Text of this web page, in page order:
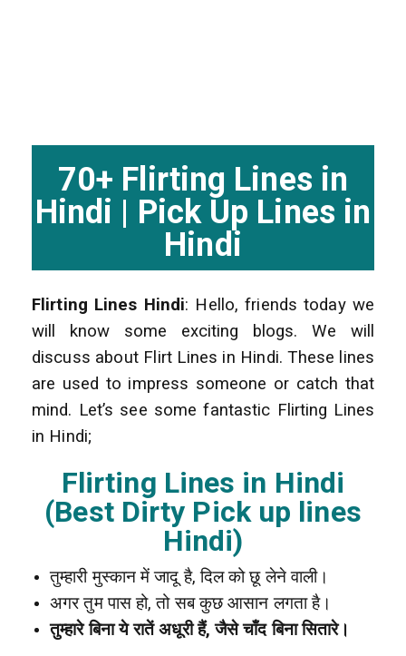
70+ Flirting Lines in
Hindi | Pick Up Lines in
Hindi
Flirting Lines Hindi: Hello, friends today we
will know some exciting blogs. We will
discuss about Flirt Lines in Hindi. These lines
are used to impress someone or catch that
mind. Let’s see some fantastic Flirting Lines
in Hindi;
Flirting Lines in Hindi
(Best Dirty Pick up lines
Hindi)
तुम्हारी मुस्कान में जादू है, दिल को छू लेने वाली।
अगर तुम पास हो, तो सब कुछ आसान लगता है।
तुम्हारे बिना ये रातें अधूरी हैं, जैसे चाँद बिना सितारे।